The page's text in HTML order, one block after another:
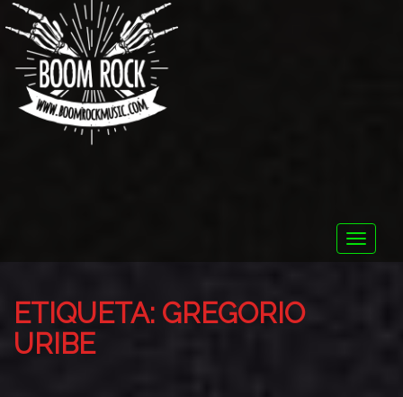
Toggle
ETIQUETA: GREGORIO
URIBE